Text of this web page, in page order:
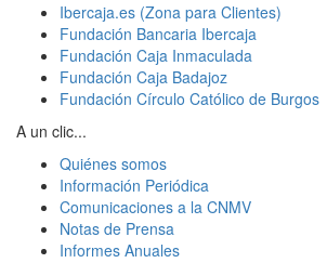
Ibercaja.es (Zona para Clientes)
Fundación Bancaria Ibercaja
Fundación Caja Inmaculada
Fundación Caja Badajoz
Fundación Círculo Católico de Burgos
A un clic...
Quiénes somos
Información Periódica
Comunicaciones a la CNMV
Notas de Prensa
Informes Anuales